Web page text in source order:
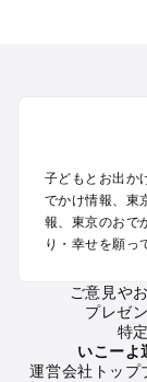
町田・相模原・
渋谷・原宿・恵
池袋・赤羽・王
新宿・高田馬場
銀座・丸の内・
小金井・小平・
府中・調布・狛
青梅・奥多摩の
蒲田・大森・羽
子どもとお出か
でかけ情報、東
報、東京のおで
り・幸せを願っ
ご意見や
プレゼ
特
いこーよ
運営会社トップ